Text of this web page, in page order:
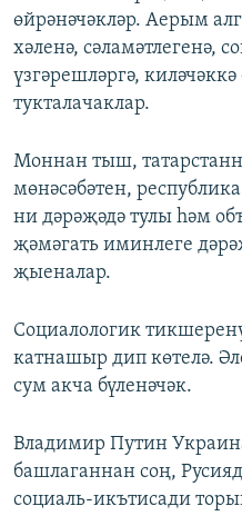
өйрәнәчәкләр. Аерым
хәленә, сәламәтлегенә,
үзгәрешләргә, киләчәккә
тукталачаклар.
Моннан тыш,
мөнәсәбәтен,
ни дәрәҗәдә тулы һәм
җәмәгать иминлеге
җыеналар.
Социалологик
катнашыр дип көтелә.
сум акча бүленәчәк.
Владимир Путин
башлаганнан соң,
социаль-икътисади